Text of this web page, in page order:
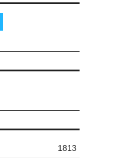
1813